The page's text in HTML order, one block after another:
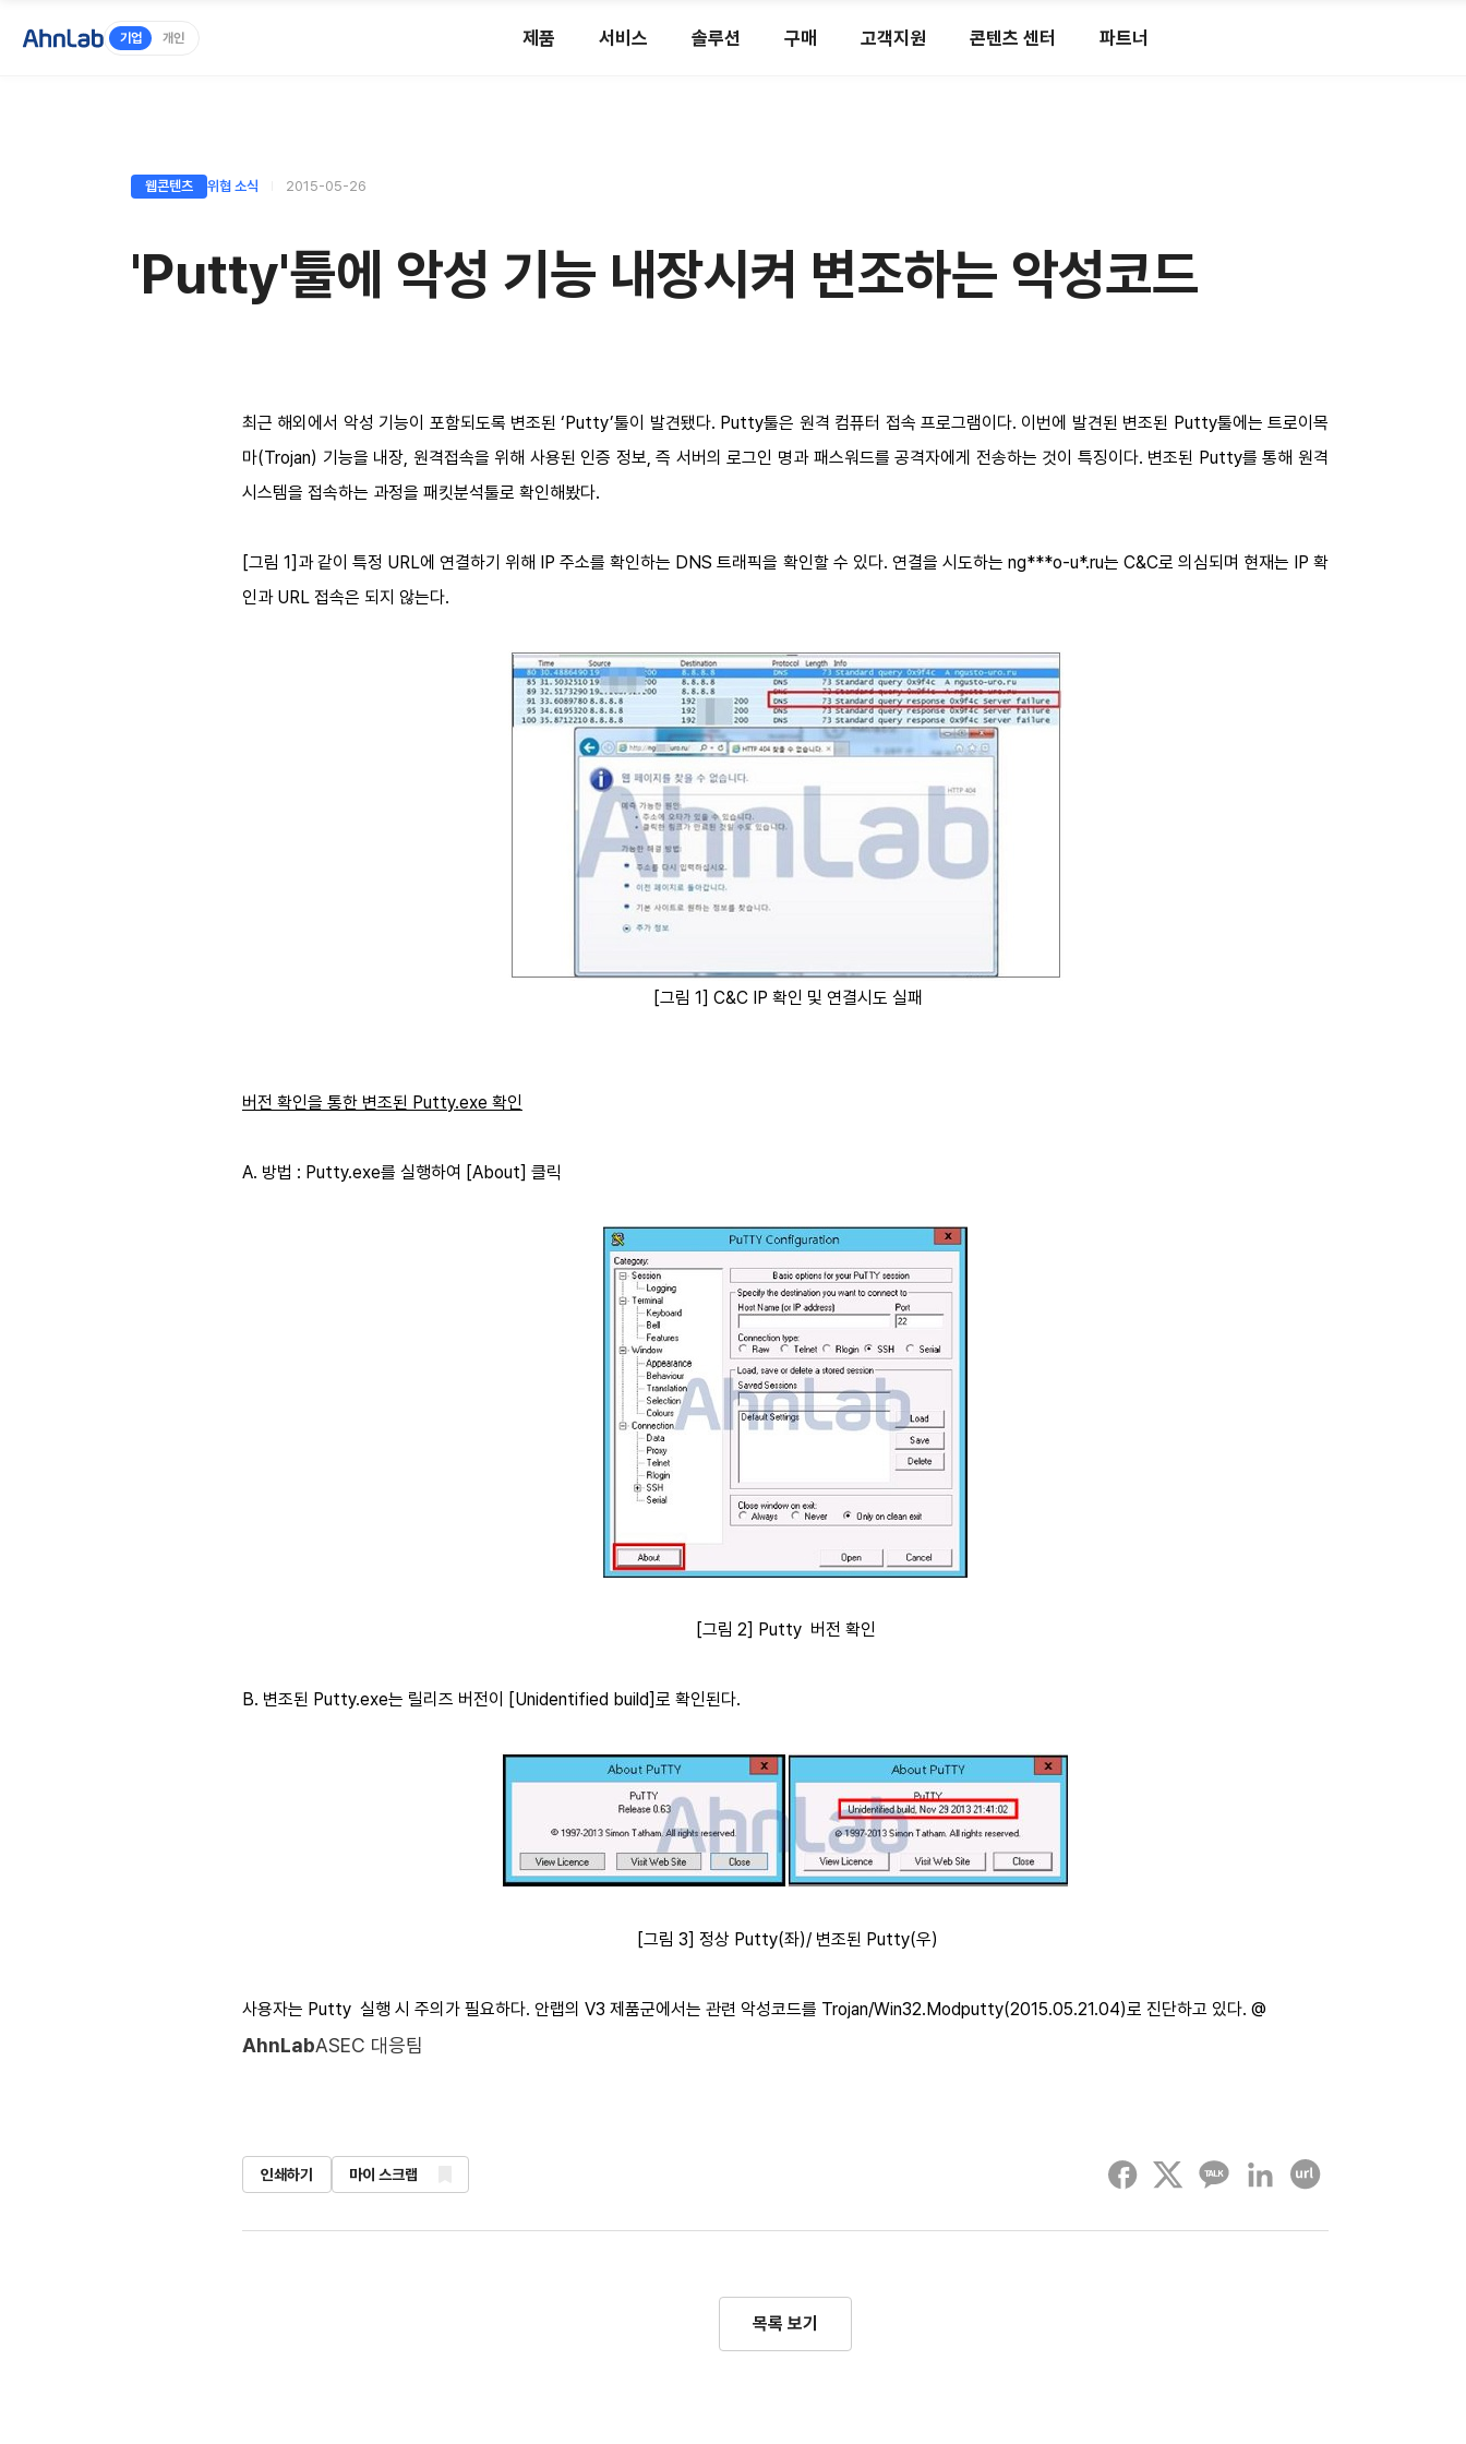
기업 개인 제품 서비스 솔루션 구매 고객지원 콘텐츠 센터 파트너
웹콘텐츠 위협 소식 2015-05-26
'Putty'툴에 악성 기능 내장시켜 변조하는 악성코드
최근 해외에서 악성 기능이 포함되도록 변조된 ‘Putty’툴이 발견됐다. Putty툴은 원격 컴퓨터 접속 프로그램이다. 이번에 발견된 변조된 Putty툴에는 트로이목
마(Trojan) 기능을 내장, 원격접속을 위해 사용된 인증 정보, 즉 서버의 로그인 명과 패스워드를 공격자에게 전송하는 것이 특징이다. 변조된 Putty를 통해 원격
시스템을 접속하는 과정을 패킷분석툴로 확인해봤다.
[그림 1]과 같이 특정 URL에 연결하기 위해 IP 주소를 확인하는 DNS 트래픽을 확인할 수 있다. 연결을 시도하는 ng***o-u*.ru는 C&C로 의심되며 현재는 IP 확
인과 URL 접속은 되지 않는다.
[그림 1] C&C IP 확인 및 연결시도 실패
버전 확인을 통한 변조된 Putty.exe 확인
A. 방법 : Putty.exe를 실행하여 [About] 클릭
[그림 2] Putty 버전 확인
B. 변조된 Putty.exe는 릴리즈 버전이 [Unidentified build]로 확인된다.
[그림 3] 정상 Putty(좌)/ 변조된 Putty(우)
사용자는 Putty ​ 실행 시 주의가 필요하다. 안랩의 V3 제품군에서는 관련 악성코드를 Trojan/Win32.Modputty(2015.05.21.04)로 진단하고 있다. @
AhnLabASEC 대응팀
인쇄하기 마이 스크랩 페이스북 트위터 카카오톡 링크드인 URL 복사하기
목록 보기